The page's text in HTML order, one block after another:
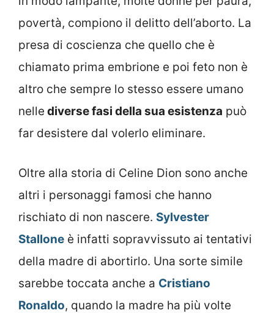
povertà, compiono il delitto dell’aborto. La
presa di coscienza che quello che è
chiamato prima embrione e poi feto non è
altro che sempre lo stesso essere umano
nelle diverse fasi della sua esistenza può
far desistere dal volerlo eliminare.
Oltre alla storia di Celine Dion sono anche
altri i personaggi famosi che hanno
rischiato di non nascere. Sylvester
Stallone è infatti sopravvissuto ai tentativi
della madre di abortirlo. Una sorte simile
sarebbe toccata anche a Cristiano
Ronaldo, quando la madre ha più volte